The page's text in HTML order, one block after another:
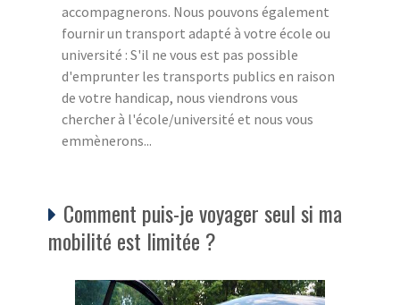
accompagnerons. Nous pouvons également
fournir un transport adapté à votre école ou
université : S'il ne vous est pas possible
d'emprunter les transports publics en raison
de votre handicap, nous viendrons vous
chercher à l'école/université et nous vous
emmènerons...
Comment puis-je voyager seul si ma
mobilité est limitée ?